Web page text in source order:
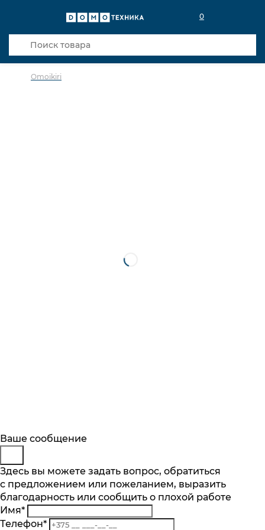
0
Omoikiri
Описание
Отзывы
Основные характеристики
Количество чаш шт.
1
Материал
Будьте в курсе
Подпишитесь на последние обновления
и узнавайте о новинках и специальных
предложениях первыми
Подписаться
Заказ обратного звонка
Представьтесь
Телефон*
Комментарий
Ваше сообщение
Здесь вы можете задать вопрос, обратиться
с предложением или пожеланием, выразить
благодарность или сообщить о плохой работе
Имя*
Телефон*